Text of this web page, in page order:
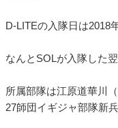
D-LITEの入隊日は2018
なんとSOLが入隊した
所属部隊は江原道華川
27師団イギジャ部隊新